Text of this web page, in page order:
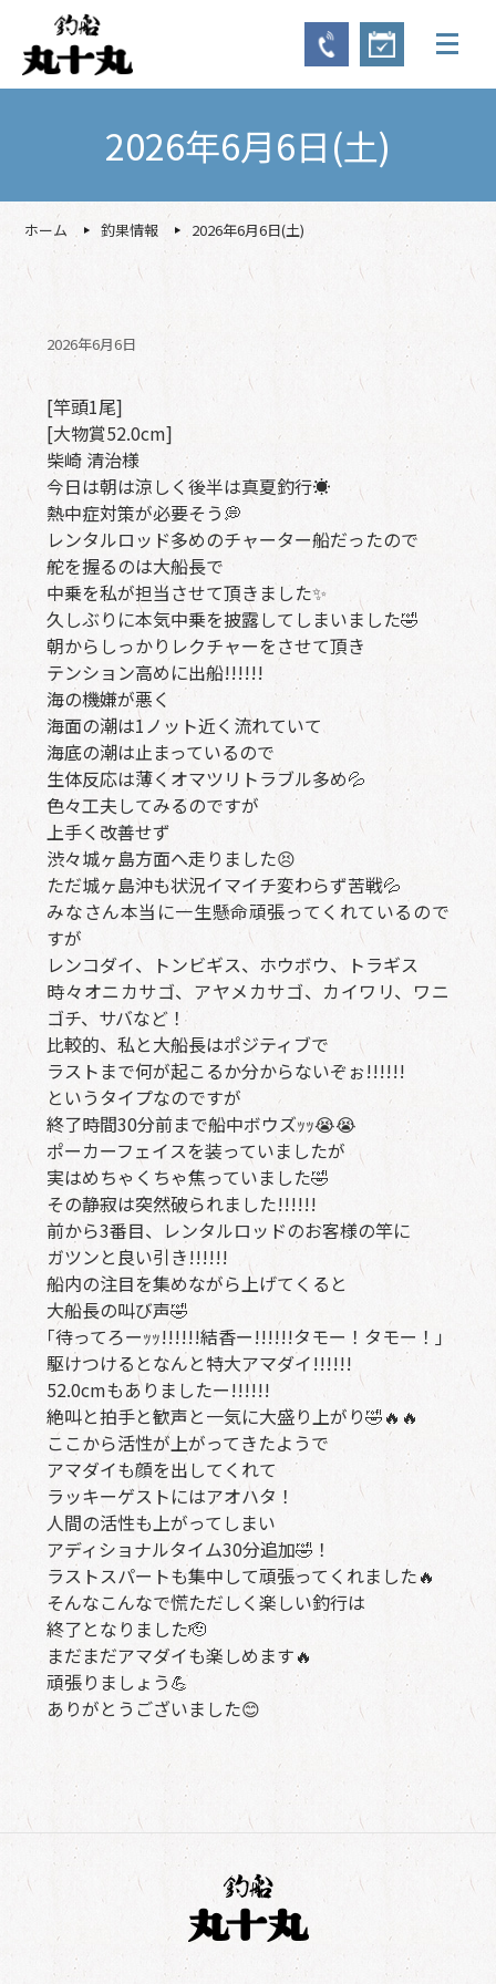
2026年6月6日(土)
ホーム 釣果情報 2026年6月6日(土)
2026年6月6日
[竿頭1尾]
[大物賞52.0cm]
柴崎 清治様
今日は朝は涼しく後半は真夏釣行☀️
熱中症対策が必要そう💭
レンタルロッド多めのチャーター船だったので
舵を握るのは大船長で
中乗を私が担当させて頂きました✨
久しぶりに本気中乗を披露してしまいました🤣
朝からしっかりレクチャーをさせて頂き
テンション高めに出船!!!!!!
海の機嫌が悪く
海面の潮は1ノット近く流れていて
海底の潮は止まっているので
生体反応は薄くオマツリトラブル多め💦
色々工夫してみるのですが
上手く改善せず
渋々城ヶ島方面へ走りました😣
ただ城ヶ島沖も状況イマイチ変わらず苦戦💦
みなさん本当に一生懸命頑張ってくれているので
すが
レンコダイ、トンビギス、ホウボウ、トラギス
時々オニカサゴ、アヤメカサゴ、カイワリ、ワニ
ゴチ、サバなど！
比較的、私と大船長はポジティブで
ラストまで何が起こるか分からないぞぉ!!!!!!
というタイプなのですが
終了時間30分前まで船中ボウズｯｯ😭😭
ポーカーフェイスを装っていましたが
実はめちゃくちゃ焦っていました🤣
その静寂は突然破られました!!!!!!
前から3番目、レンタルロッドのお客様の竿に
ガツンと良い引き!!!!!!
船内の注目を集めながら上げてくると
大船長の叫び声🤣
｢待ってろーｯｯ!!!!!!結香ー!!!!!!タモー！タモー！｣
駆けつけるとなんと特大アマダイ!!!!!!
52.0cmもありましたー!!!!!!
絶叫と拍手と歓声と一気に大盛り上がり🤣🔥🔥
ここから活性が上がってきたようで
アマダイも顔を出してくれて
ラッキーゲストにはアオハタ！
人間の活性も上がってしまい
アディショナルタイム30分追加🤣！
ラストスパートも集中して頑張ってくれました🔥
そんなこんなで慌ただしく楽しい釣行は
終了となりました🫡
まだまだアマダイも楽しめます🔥
頑張りましょう💪
ありがとうございました😊